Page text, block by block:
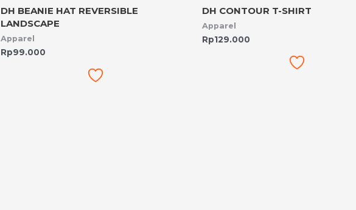
DH BEANIE HAT REVERSIBLE
LANDSCAPE
Apparel
Rp99.000
DH CONTOUR T-SHIRT
Apparel
Rp129.000